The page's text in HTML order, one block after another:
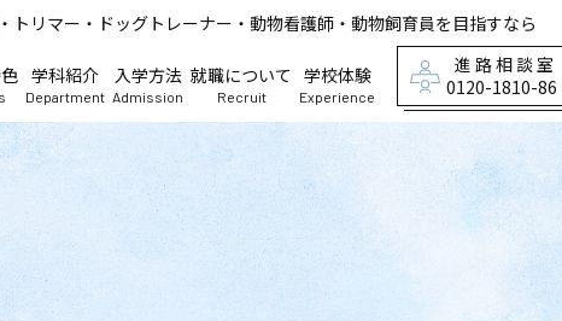
トリマー・ドッグトレーナー・動物看護師・動物飼育員を目指すなら
学科紹介
Department
入学方法
Admission
就職について
Recruit
学校体験
Experience
進路相談室
0120-1810-86